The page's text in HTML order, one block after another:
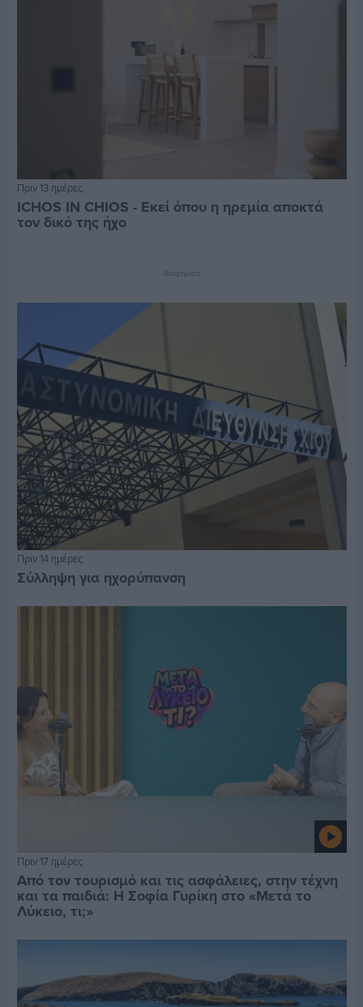
Πριν 13 ημέρες
ICHOS IN CHIOS - Εκεί όπου η ηρεμία αποκτά
τον δικό της ήχο
Διαφήμιση
Πριν 14 ημέρες
Σύλληψη για ηχορύπανση
Πριν 17 ημέρες
Από τον τουρισμό και τις ασφάλειες, στην τέχνη
και τα παιδιά: Η Σοφία Γυρίκη στο «Μετά το
Λύκειο, τι;»